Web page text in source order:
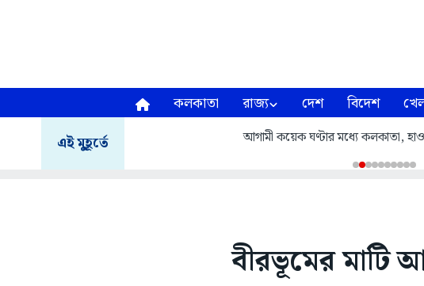
কলকাতা রাজ্য দেশ বিদেশ
এই মুহূর্তে আগামী কয়েক ঘণ্টার মধ্যে কলকাতা,
বীরভূমের মাটি